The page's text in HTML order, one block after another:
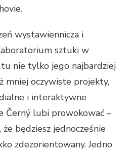
wystawiennicza i
sztuki w
tu nie tylko jego najbardziej
mniej oczywiste projekty,
i interaktywne
Černý lubi prowokować –
będziesz jednocześnie
zdezorientowany. Jedno